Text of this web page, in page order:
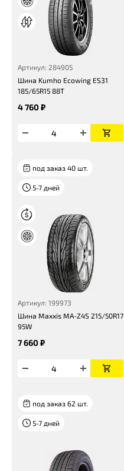
Артикул: 284905
Шина Kumho Ecowing ES31
185/65R15 88T
4 760 ₽
под заказ 40 шт.
5-7 дней
Артикул: 199973
Шина Maxxis MA-Z4S 215/50R17
95W
7 660 ₽
под заказ 62 шт.
5-7 дней